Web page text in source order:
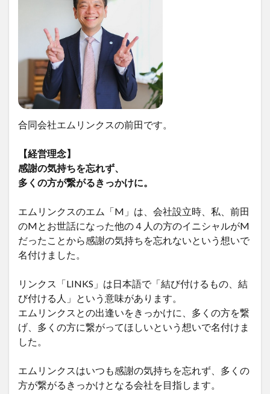
合同会社エムリンクスの前田です。
【経営理念】
感謝の気持ちを忘れず、
多くの方が繋がるきっかけに。
エムリンクスのエム「M」は、会社設立時、私、前田
のMとお世話になった他の４人の方のイニシャルがM
だったことから感謝の気持ちを忘れないという想いで
名付けました。
リンクス「LINKS」は日本語で「結び付けるもの、結
び付ける人」という意味があります。
エムリンクスとの出逢いをきっかけに、多くの方を繋
げ、多くの方に繋がってほしいという想いで名付けま
した。
エムリンクスはいつも感謝の気持ちを忘れず、多くの
方が繋がるきっかけとなる会社を目指します。